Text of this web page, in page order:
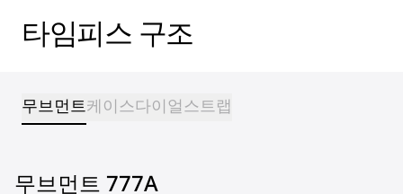
타임피스 구조
무브먼트케이스다이얼스트랩
무브먼트 777A